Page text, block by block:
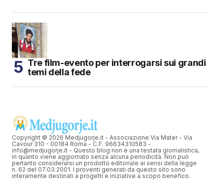
Tre film-evento per interrogarsi sui grandi
temi della fede
Copyright © 2026 Medjugorje.it - Associazione Via Mater - Via
Cavour 310 - 00184 Roma - C.F. 96634310583 -
info@medjugorje.it - Questo blog non è una testata giornalistica,
in quanto viene aggiornato senza alcuna periodicità. Non può
pertanto considerarsi un prodotto editoriale ai sensi della legge
n. 62 del 07.03.2001. I proventi generati da questo sito sono
interamente destinati a progetti e iniziative a scopo benefico.